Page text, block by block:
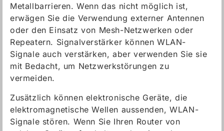
Metallbarrieren. Wenn das nicht möglich ist,
erwägen Sie die Verwendung externer Antennen
oder den Einsatz von Mesh-Netzwerken oder
Repeatern. Signalverstärker können WLAN-
Signale auch verstärken, aber verwenden Sie sie
mit Bedacht, um Netzwerkstörungen zu
vermeiden.
Zusätzlich können elektronische Geräte, die
elektromagnetische Wellen aussenden, WLAN-
Signale stören. Wenn Sie Ihren Router von